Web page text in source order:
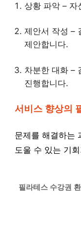
상황 파악 – 자
제안서 작성 –
제안합니다.
차분한 대화 –
진행합니다.
서비스 향상의
문제를 해결하는
도울 수 있는 기
필라테스 수강권